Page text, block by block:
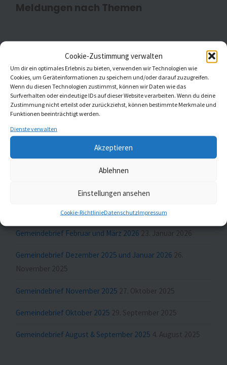
Cookie-Zustimmung verwalten
Um dir ein optimales Erlebnis zu bieten, verwenden wir Technologien wie
Cookies, um Geräteinformationen zu speichern und/oder darauf zuzugreifen.
Wenn du diesen Technologien zustimmst, können wir Daten wie das
Surfverhalten oder eindeutige IDs auf dieser Website verarbeiten. Wenn du deine
Zustimmung nicht erteilst oder zurückziehst, können bestimmte Merkmale und
Funktionen beeinträchtigt werden.
Dienste verwalten
Akzeptieren
Ablehnen
Einstellungen ansehen
Cookie-RichtlinieDatenschutzImpressum
Meldungen nach Themen
Gottesdienste(1)
Kaleidoskop Kirchenmusik(1)
Kinder- und Jugendchöre(5)
Konzerte(5)
Gemeindebrief Februar und März 2026 23. Januar 2026
Gemeindebrief Dezember 2025 und Januar 2026 26.
November 2025
Gemeindebrief November 2025 27. Oktober 2025
Gemeindebrief Oktober 2025 29. September 2025
Gemeindebrief August & September 2025 4. August 2025